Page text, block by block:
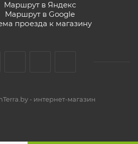
Маршрут в Яндекс
Маршрут в Google
проезда к магазину
- интернет-магазин